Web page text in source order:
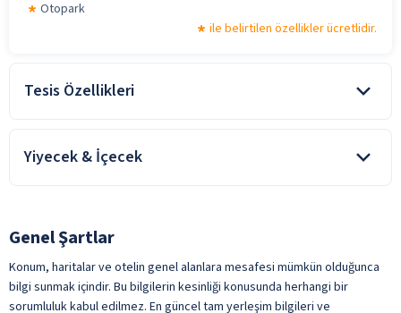
Otopark
ile belirtilen özellikler ücretlidir.
Tesis Özellikleri
Yiyecek & İçecek
alanlarının kullanımı, konaklama süresince kısıtlandırılmış,
tamamen kaldırılmış ve/veya kapatılmış olabilir.
Sadece oda konaklamalarda; tesiste alınan tüm yiyecek ve
içecekler ücretlidir.
Paket Servis Olanağı
Genel Şartlar
Konum, haritalar ve otelin genel alanlara mesafesi mümkün olduğunca
bilgi sunmak içindir. Bu bilgilerin kesinliği konusunda herhangi bir
sorumluluk kabul edilmez. En güncel tam yerleşim bilgileri ve